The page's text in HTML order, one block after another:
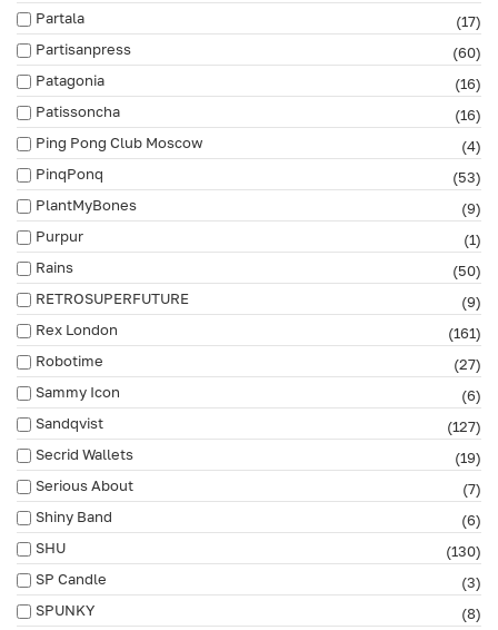
Partala
(17)
Partisanpress
(60)
Patagonia
(16)
Patissoncha
(16)
Ping Pong Club Moscow
(4)
PinqPonq
(53)
PlantMyBones
(9)
Purpur
(1)
Rains
(50)
RETROSUPERFUTURE
(9)
Rex London
(161)
Robotime
(27)
Sammy Icon
(6)
Sandqvist
(127)
Secrid Wallets
(19)
Serious About
(7)
Shiny Band
(6)
SHU
(130)
SP Candle
(3)
SPUNKY
(8)